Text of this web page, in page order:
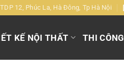
12, Phúc La, Hà Đông, Tp Hà Nội
KẾ NỘI THẤT THI CÔNG